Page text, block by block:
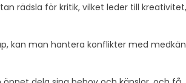
rädsla för kritik, vilket leder till kreativitet,
kan man hantera konflikter med